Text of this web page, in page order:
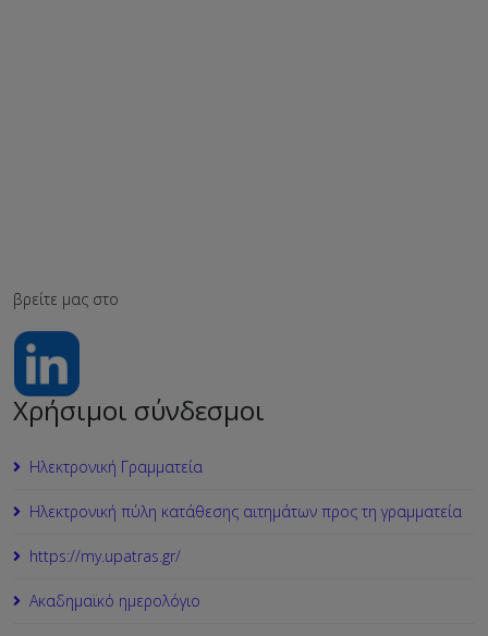
βρείτε μας στο
Χρήσιμοι σύνδεσμοι
Ηλεκτρονική Γραμματεία
Ηλεκτρονική πύλη κατάθεσης αιτημάτων προς τη γραμματεία
https://my.upatras.gr/
Ακαδημαϊκό ημερολόγιο